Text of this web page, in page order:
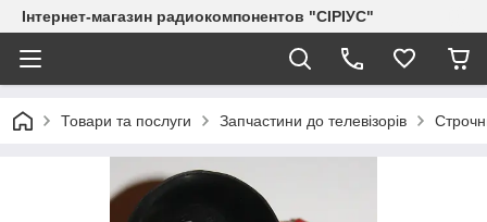
Інтернет-магазин радиокомпонентов "СІРІУС"
Товари та послуги Запчастини до телевізорів